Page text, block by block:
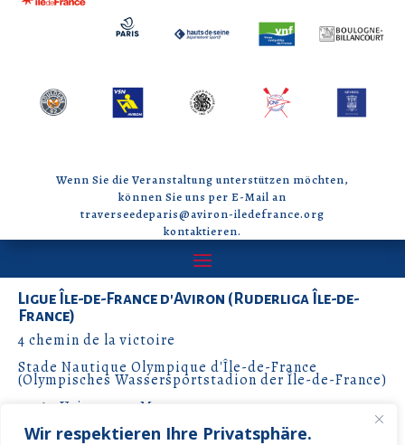
Wir respektieren Ihre Privatsphäre.
Wenn Sie die Veranstaltung unterstützen möchten,
können Sie uns per E-Mail an
traverseedeparis@aviron-iledefrance.org
kontaktieren.
Ligue Île-de-France d'Aviron (Ruderliga Île-de-
France)
4 chemin de la victoire
Stade Nautique Olympique d'Île-de-France
(Olympisches Wassersportstadion der Île-de-France)
77360 Vaires-sur-Marne